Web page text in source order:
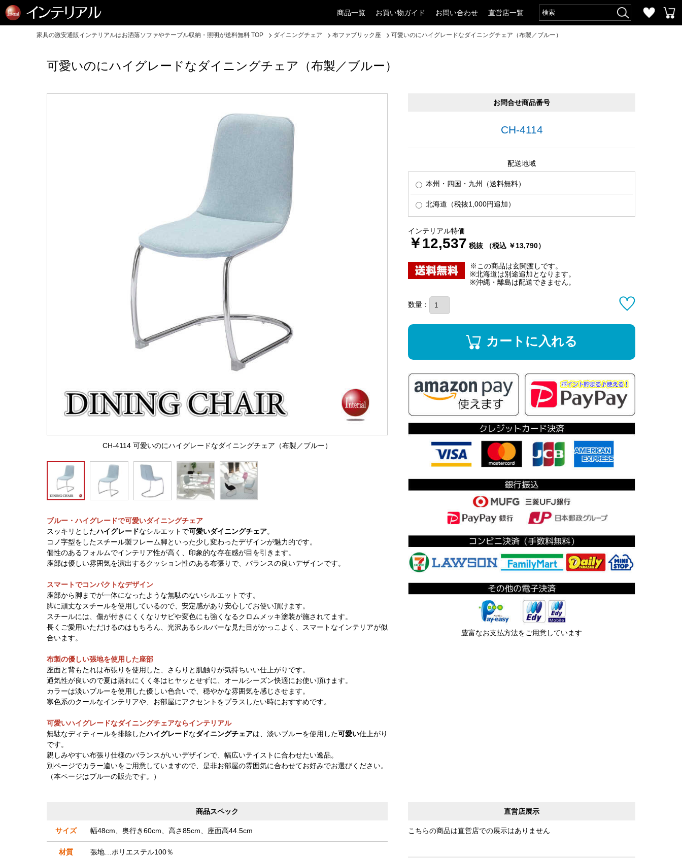
商品一覧 お買い物ガイド お問い合わせ 直営店一覧
家具の激安通販インテリアルはお洒落ソファやテーブル収納・照明が送料無料 TOP ダイニングチェア 布ファブリック座 可愛いのにハイグレードなダイニングチェア（布製／ブルー）
可愛いのにハイグレードなダイニングチェア（布製／ブルー）
CH-4114 可愛いのにハイグレードなダイニングチェア（布製／ブルー）
ブルー・ハイグレードで可愛いダイニングチェア
スッキリとしたハイグレードなシルエットで可愛いダイニングチェア。
コノ字型をしたスチール製フレーム脚といった少し変わったデザインが魅力的です。
個性のあるフォルムでインテリア性が高く、印象的な存在感が目を引きます。
座部は優しい雰囲気を演出するクッション性のある布張りで、バランスの良いデザインです。
スマートでコンパクトなデザイン
座部から脚までが一体になったような無駄のないシルエットです。
脚に頑丈なスチールを使用しているので、安定感があり安心してお使い頂けます。
スチールには、傷が付きにくくなりサビや変色にも強くなるクロムメッキ塗装が施されてます。
長くご愛用いただけるのはもちろん、光沢あるシルバーな見た目がかっこよく、スマートなインテリアが似
合います。
布製の優しい張地を使用した座部
座面と背もたれは布張りを使用した、さらりと肌触りが気持ちいい仕上がりです。
通気性が良いので夏は蒸れにくく冬はヒヤッとせずに、オールシーズン快適にお使い頂けます。
カラーは淡いブルーを使用した優しい色合いで、穏やかな雰囲気を感じさせます。
寒色系のクールなインテリアや、お部屋にアクセントをプラスしたい時におすすめです。
可愛いハイグレードなダイニングチェアならインテリアル
無駄なディティールを排除したハイグレードなダイニングチェアは、淡いブルーを使用した可愛い仕上がり
です。
親しみやすい布張り仕様のバランスがいいデザインで、幅広いテイストに合わせたい逸品。
別ページでカラー違いをご用意していますので、是非お部屋の雰囲気に合わせてお好みでお選びください。
（本ページはブルーの販売です。）
お問合せ商品番号
CH-4114
配送地域
本州・四国・九州（送料無料）
北海道（税抜1,000円追加）
インテリアル特価
￥12,537 税抜 （税込 ￥13,790）
※この商品は玄関渡しです。
※北海道は別途追加となります。
※沖縄・離島は配送できません。
数量：
カートに入れる
豊富なお支払方法をご用意しています
直営店展示
こちらの商品は直営店での展示はありません
商品スペック
サイズ 幅48cm、奥行き60cm、高さ85cm、座面高44.5cm
材質
張地…ポリエステル100％